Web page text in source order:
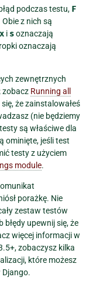
podczas testu, F
z nich są
x i soznaczają
oznaczają
zewnętrznych
zobacz Running all
że zainstalowałeś
(nie będziemy
są właściwe dla
ominięte, jeśli test
testy z użyciem
module.
porażkę. Nie
zestaw testów
upewnij się, że
więcej informacji w
zobaczysz kilka
które możesz
Django.